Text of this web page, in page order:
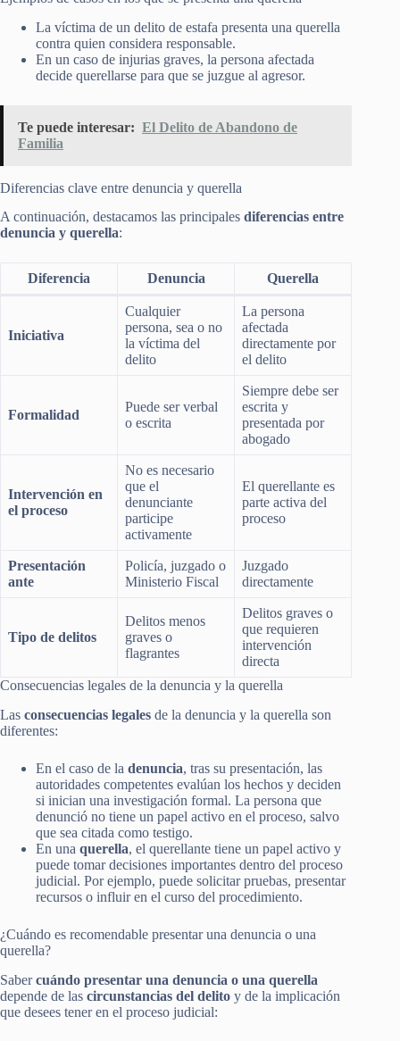
La víctima de un delito de estafa presenta una querella
contra quien considera responsable.
En un caso de injurias graves, la persona afectada
decide querellarse para que se juzgue al agresor.
Te puede interesar: El Delito de Abandono de
Familia
Diferencias clave entre denuncia y querella
A continuación, destacamos las principales diferencias entre
denuncia y querella:
Diferencia Denuncia Querella
Iniciativa
Cualquier
persona, sea o no
la víctima del
delito
La persona
afectada
directamente por
el delito
Formalidad
Puede ser verbal
o escrita
Siempre debe ser
escrita y
presentada por
abogado
Intervención en
el proceso
No es necesario
que el
denunciante
participe
activamente
El querellante es
parte activa del
proceso
Presentación
ante
Policía, juzgado o
Ministerio Fiscal
Juzgado
directamente
Tipo de delitos
Delitos menos
graves o
flagrantes
Delitos graves o
que requieren
intervención
directa
Consecuencias legales de la denuncia y la querella
Las consecuencias legales de la denuncia y la querella son
diferentes:
En el caso de la denuncia, tras su presentación, las
autoridades competentes evalúan los hechos y deciden
si inician una investigación formal. La persona que
denunció no tiene un papel activo en el proceso, salvo
que sea citada como testigo.
En una querella, el querellante tiene un papel activo y
puede tomar decisiones importantes dentro del proceso
judicial. Por ejemplo, puede solicitar pruebas, presentar
recursos o influir en el curso del procedimiento.
¿Cuándo es recomendable presentar una denuncia o una
querella?
Sabercuándo presentar una denuncia o una querella
depende de las circunstancias del delito y de la implicación
que desees tener en el proceso judicial: